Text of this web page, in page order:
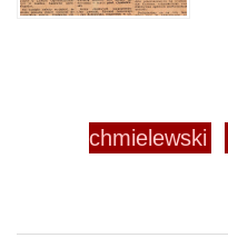
chmielewski